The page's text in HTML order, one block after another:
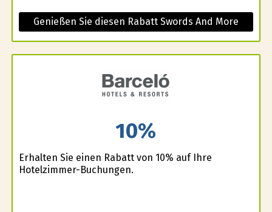
Genießen Sie diesen Rabatt Swords And More
10%
Erhalten Sie einen Rabatt von 10% auf Ihre
Hotelzimmer-Buchungen.